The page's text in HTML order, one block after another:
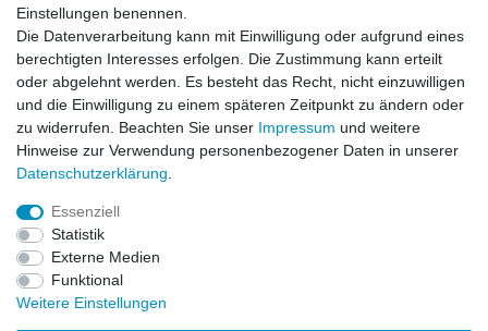
Zahlungsarten
Versandarten & -kosten
Widerrufsrecht
Zum Online-Widerruf
Mein Konto
Login
Unternehmen
Kontakt
Datenschutzerklärung
Einstellungen benennen.
Die Datenverarbeitung kann mit Einwilligung oder aufgrund eines
berechtigten Interesses erfolgen. Die Zustimmung kann erteilt
oder abgelehnt werden. Es besteht das Recht, nicht einzuwilligen
und die Einwilligung zu einem späteren Zeitpunkt zu ändern oder
zu widerrufen. Beachten Sie unser Impressum und weitere
Hinweise zur Verwendung personenbezogener Daten in unserer
Daten­schutz­erklärung
Essenziell
Statistik
Externe Medien
Funktional
Weitere Einstellungen